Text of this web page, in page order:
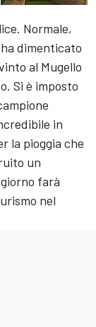
Normale,
dimenticato
al Mugello
Si è imposto
in
la pioggia che
un
farà
nel